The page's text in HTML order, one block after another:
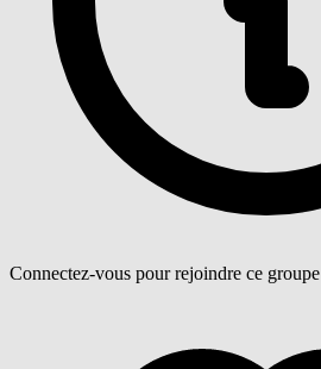
Connectez-vous pour rejoindre ce groupe